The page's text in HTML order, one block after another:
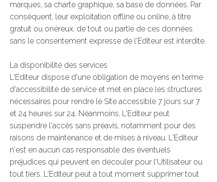
marques, sa charte graphique, sa base de données. Par
conséquent, leur exploitation offline ou online, à titre
gratuit ou onéreux, de tout ou partie de ces données
sans le consentement expresse de l'Editeur est interdite.
La disponibilité des services
L'Editeur dispose d'une obligation de moyens en terme
d'accessibilité de service et met en place les structures
nécessaires pour rendre le Site accessible 7 jours sur 7
et 24 heures sur 24. Néanmoins, L'Editeur peut
suspendre l'accès sans préavis, notamment pour des
raisons de maintenance et de mises à niveau. L'Editeur
n'est en aucun cas responsable des éventuels
préjudices qui peuvent en découler pour l'Utilisateur ou
tout tiers. L'Editeur peut à tout moment supprimer tout